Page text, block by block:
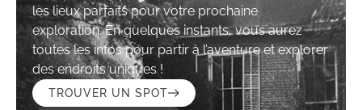
les lieux parfaits pour votre prochaine
exploration. En quelques instants, vous aurez
toutes les infos pour partir à l’aventure et explorer
des endroits uniques !
TROUVER UN SPOT